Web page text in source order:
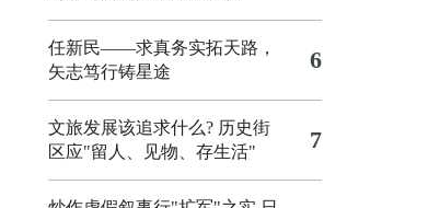
任新民——求真务实拓天路，
矢志笃行铸星途
6
文旅发展该追求什么? 历史街
区应"留人、见物、存生活"
7